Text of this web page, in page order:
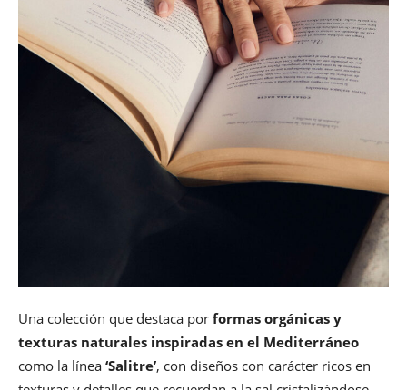
Una colección que destaca por formas orgánicas y
texturas naturales inspiradas en el Mediterráneo
como la línea ‘Salitre’, con diseños con carácter ricos en